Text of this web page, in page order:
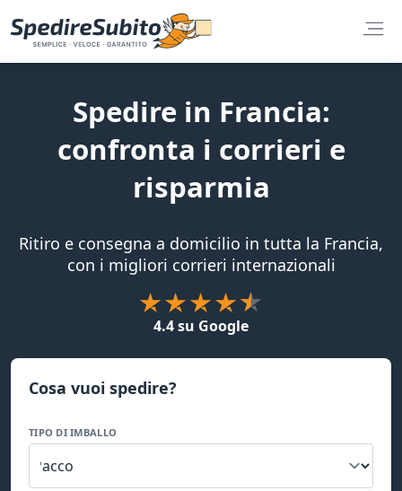
Spedire in Francia:
confronta i corrieri e
risparmia
Ritiro e consegna a domicilio in tutta la Francia,
con i migliori corrieri internazionali
4.4 su Google
Cosa vuoi spedire?
TIPO DI IMBALLO